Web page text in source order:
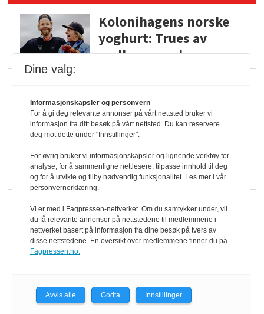
Kolonihagens norske
yoghurt: Trues av
melkemangel
Økologisk Norge sin
hederspris
Blir enklere å velge
økologisk i butikkhylla
Kolonihagen sliter
med å få tak i nok melk
det?
Dine valg:
Informasjonskapsler og personvern
For å gi deg relevante annonser på vårt nettsted bruker vi
informasjon fra ditt besøk på vårt nettsted. Du kan reservere
deg mot dette under "Innstillinger".
For øvrig bruker vi informasjonskapsler og lignende verktøy for
analyse, for å sammenligne nettlesere, tilpasse innhold til deg
og for å utvikle og tilby nødvendig funksjonalitet. Les mer i vår
personvernerklæring.
Vi er med i Fagpressen-nettverket. Om du samtykker under, vil
du få relevante annonser på nettstedene til medlemmene i
nettverket basert på informasjon fra dine besøk på tvers av
disse nettstedene. En oversikt over medlemmene finner du på
Fagpressen.no.
Avvis alle Godta Innstillinger